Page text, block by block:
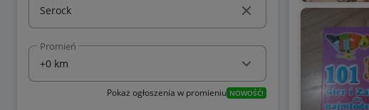
Promień
Pokaż ogłoszenia w promieniu NOWOŚĆ!